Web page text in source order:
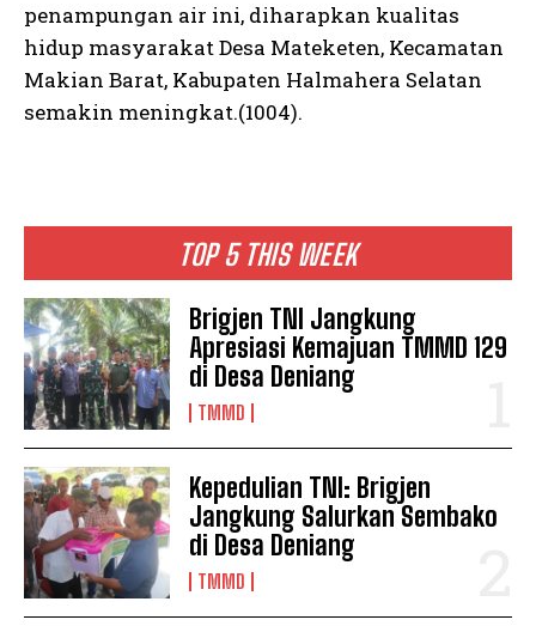
TOP 5 THIS WEEK
Brigjen TNI Jangkung
Apresiasi Kemajuan TMMD 129
di Desa Deniang
TMMD
Kepedulian TNI: Brigjen
Jangkung Salurkan Sembako
di Desa Deniang
TMMD
penampungan air ini, diharapkan kualitas
hidup masyarakat Desa Mateketen, Kecamatan
Makian Barat, Kabupaten Halmahera Selatan
semakin meningkat.(1004).